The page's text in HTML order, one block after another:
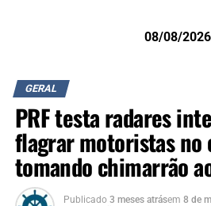
08/08/2026
GERAL
PRF testa radares
flagrar motoristas no
tomando chimarrão
Publicado 3 meses atrásem 8 de